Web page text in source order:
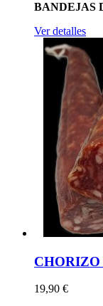
BANDEJAS
Ver detalles
CHORIZO
19,90 €